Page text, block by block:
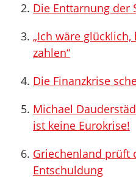
Die Enttarnung der
„Ich wäre
zahlen“
Die Finanzkrise
Michael
ist keine Eurokrise!
Griechenland prüft
Entschuldung